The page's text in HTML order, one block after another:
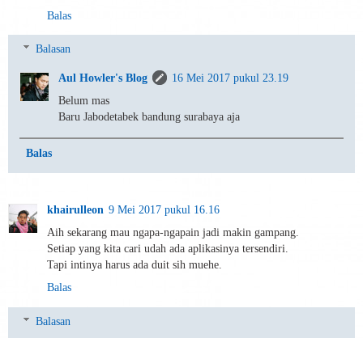
Balas
Balasan
Aul Howler's Blog
16 Mei 2017 pukul 23.19
Belum mas
Baru Jabodetabek bandung surabaya aja
Balas
khairulleon 9 Mei 2017 pukul 16.16
Aih sekarang mau ngapa-ngapain jadi makin gampang.
Setiap yang kita cari udah ada aplikasinya tersendiri.
Tapi intinya harus ada duit sih muehe.
Balas
Balasan